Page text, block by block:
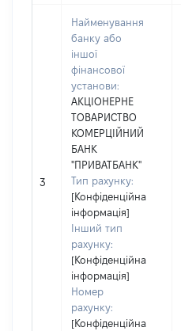
3
Найменування
банку або
іншої
фінансової
установи:
АКЦІОНЕРНЕ
ТОВАРИСТВО
КОМЕРЦІЙНИЙ
БАНК
"ПРИВАТБАНК"
Тип рахунку:
[Конфіденційна
інформація]
Інший тип
рахунку:
[Конфіденційна
інформація]
Номер
рахунку:
[Конфіденційна